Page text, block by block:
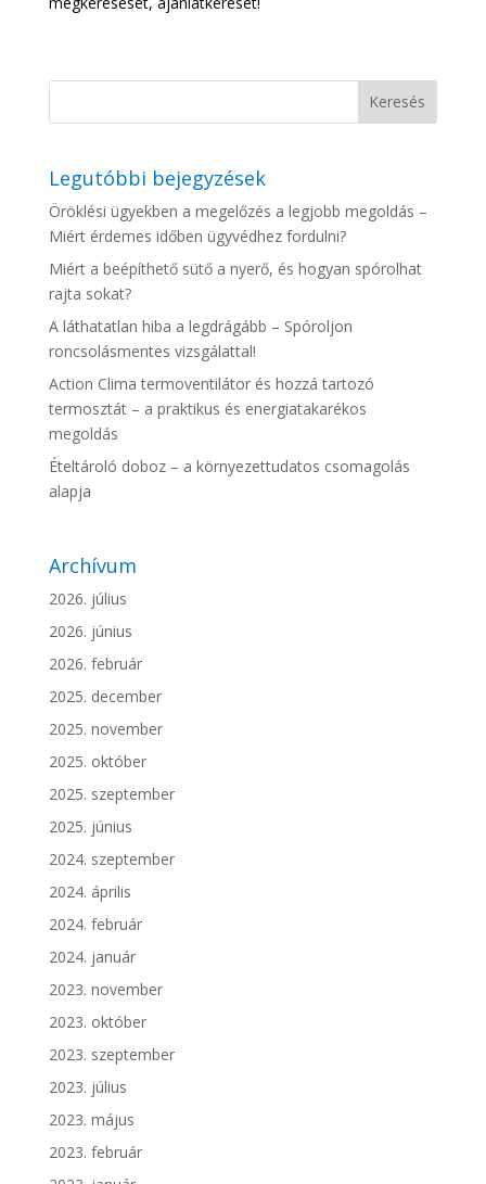
Legutóbbi bejegyzések
Öröklési ügyekben a megelőzés a legjobb megoldás –
Miért érdemes időben ügyvédhez fordulni?
Miért a beépíthető sütő a nyerő, és hogyan spórolhat
rajta sokat?
A láthatatlan hiba a legdrágább – Spóroljon
roncsolásmentes vizsgálattal!
Action Clima termoventilátor és hozzá tartozó
termosztát – a praktikus és energiatakarékos
megoldás
Ételtároló doboz – a környezettudatos csomagolás
alapja
Archívum
2026. július
2026. június
2026. február
2025. december
2025. november
2025. október
2025. szeptember
2025. június
2024. szeptember
2024. április
2024. február
2024. január
2023. november
2023. október
2023. szeptember
2023. július
2023. május
2023. február